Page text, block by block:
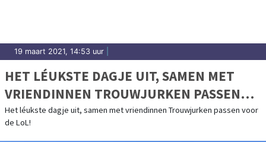
19 maart 2021, 14:53 uur
HET LÉUKSTE DAGJE UIT, SAMEN MET
VRIENDINNEN TROUWJURKEN PASSEN
VOOR DE LOL!
Het léukste dagje uit, samen met vriendinnen Trouwjurken passen voor
de LoL!